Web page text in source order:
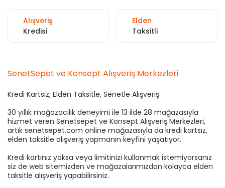
Alışveriş
Kredisi
Elden
Taksitli
SenetSepet ve Konsept Alışveriş Merkezleri
Kredi Kartsız, Elden Taksitle, Senetle Alışveriş
30 yıllık mağazacılık deneyimi ile 13 ilde 28 mağazasıyla
hizmet veren Senetsepet ve Konsept Alışveriş Merkezleri,
artık senetsepet.com online mağazasıyla da kredi kartsız,
elden taksitle alışveriş yapmanın keyfini yaşatıyor.
Kredi kartınız yoksa veya limitinizi kullanmak istemiyorsanız
siz de web sitemizden ve mağazalarımızdan kolayca elden
taksitle alışveriş yapabilirsiniz.